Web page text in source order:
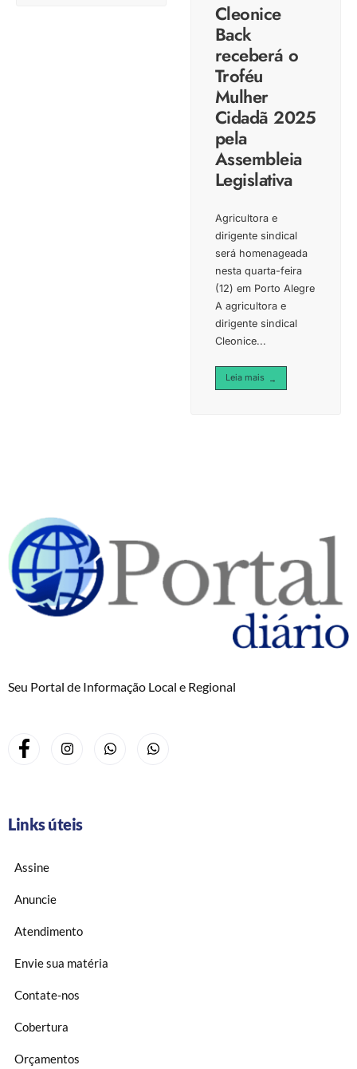
Cleonice
Back
receberá o
Troféu
Mulher
Cidadã 2025
pela
Assembleia
Legislativa
Agricultora e
dirigente sindical
será homenageada
nesta quarta-feira
(12) em Porto Alegre
A agricultora e
dirigente sindical
Cleonice...
Leia mais →
Seu Portal de Informação Local e Regional
Links úteis
Assine
Anuncie
Atendimento
Envie sua matéria
Contate-nos
Cobertura
Orçamentos